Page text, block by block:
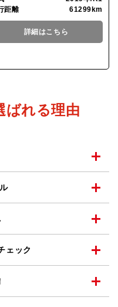
距離
61299km
詳細はこちら
ばれる理由
ェック